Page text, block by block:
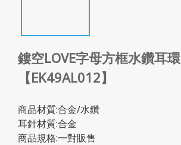
鏤空LOVE字母方框水鑽耳環
【EK49AL012】
商品材質:合金/水鑽
耳針材質:合金
商品規格:一對販售